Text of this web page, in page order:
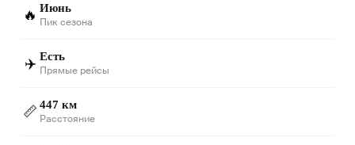
🔥 Июнь
Пик сезона
✈️ Есть
Прямые рейсы
📏 447 км
Расстояние